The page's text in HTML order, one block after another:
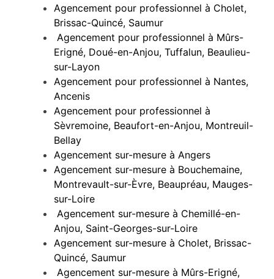
Agencement pour professionnel à Cholet,
Brissac-Quincé, Saumur
Agencement pour professionnel à Mûrs-
Erigné, Doué-en-Anjou, Tuffalun, Beaulieu-
sur-Layon
Agencement pour professionnel à Nantes,
Ancenis
Agencement pour professionnel à
Sèvremoine, Beaufort-en-Anjou, Montreuil-
Bellay
Agencement sur-mesure à Angers
Agencement sur-mesure à Bouchemaine,
Montrevault-sur-Èvre, Beaupréau, Mauges-
sur-Loire
Agencement sur-mesure à Chemillé-en-
Anjou, Saint-Georges-sur-Loire
Agencement sur-mesure à Cholet, Brissac-
Quincé, Saumur
Agencement sur-mesure à Mûrs-Erigné,